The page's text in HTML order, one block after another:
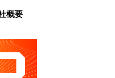
概要